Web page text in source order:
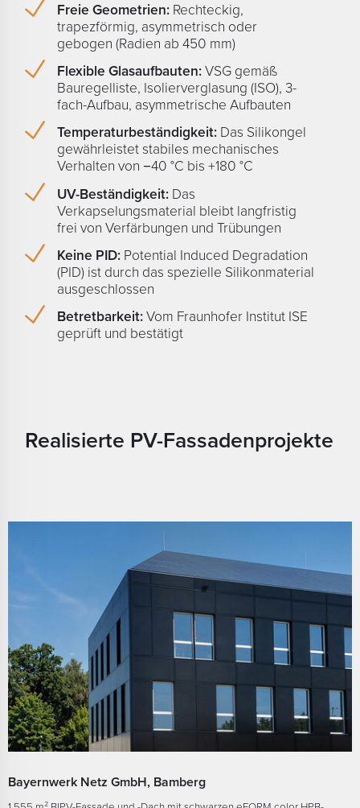
Freie Geometrien: Rechteckig,
trapezförmig, asymmetrisch oder
gebogen (Radien ab 450 mm)
Flexible Glasaufbauten:VSG gemäß
Bauregelliste, Isolierverglasung (ISO), 3-
fach-Aufbau, asymmetrische Aufbauten
Temperaturbeständigkeit: Das Silikongel
gewährleistet stabiles mechanisches
Verhalten von −40 °C bis +180 °C
UV-Beständigkeit: Das
Verkapselungsmaterial bleibt langfristig
frei von Verfärbungen und Trübungen
Keine PID: Potential Induced Degradation
(PID) ist durch das spezielle Silikonmaterial
ausgeschlossen
Betretbarkeit:Vom Fraunhofer Institut ISE
geprüft und bestätigt
Realisierte PV-Fassadenprojekte
Bayernwerk Netz GmbH, Bamberg